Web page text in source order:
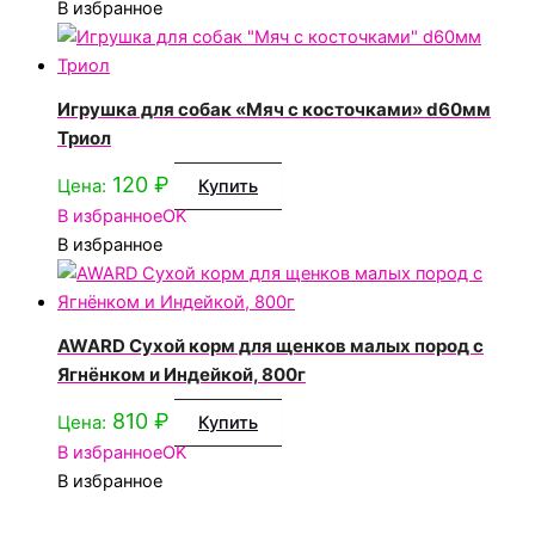
В избранное
Игрушка для собак «Мяч с косточками» d60мм
Триол
Цена: 120 ₽
Купить
В избранноеOK
В избранное
AWARD Сухой корм для щенков малых пород с
Ягнёнком и Индейкой, 800г
Цена: 810 ₽
Купить
В избранноеOK
В избранное